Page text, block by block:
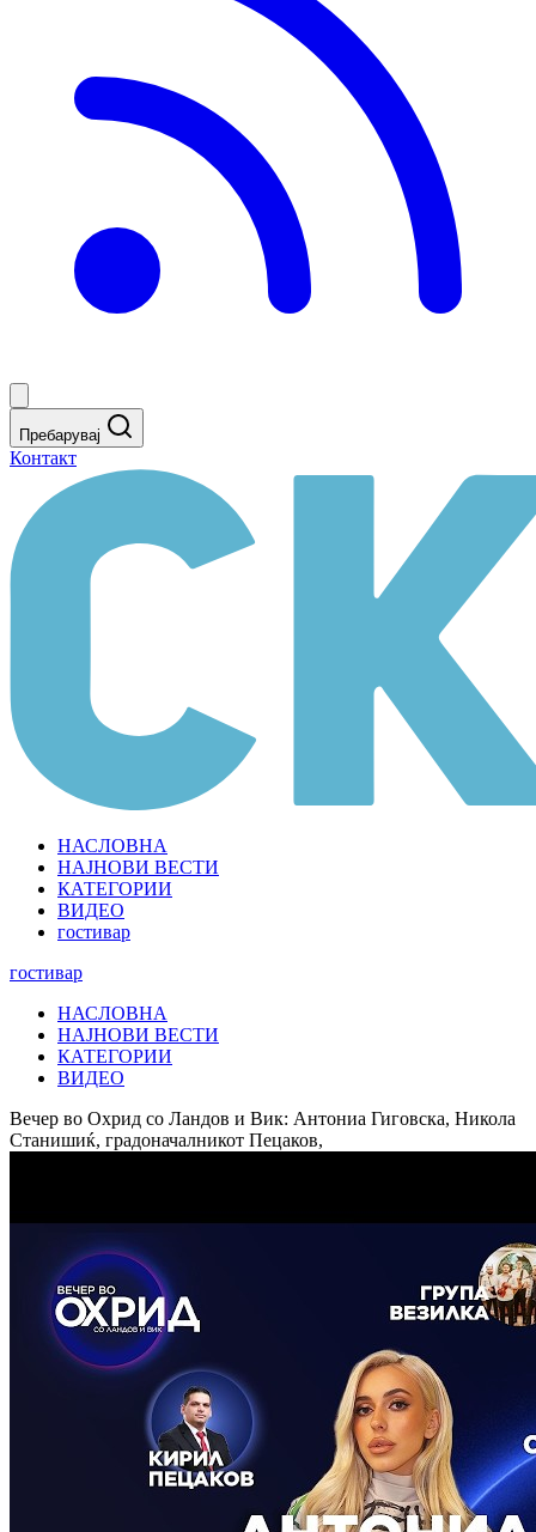
Пребарувај
Контакт
НАСЛОВНА
НАЈНОВИ ВЕСТИ
КАТЕГОРИИ
ВИДЕО
гостивар
гостивар
НАСЛОВНА
НАЈНОВИ ВЕСТИ
КАТЕГОРИИ
ВИДЕО
Вечер во Охрид со Ландов и Вик: Антониа Гиговска, Никола
Станишиќ, градоначалникот Пецаков,